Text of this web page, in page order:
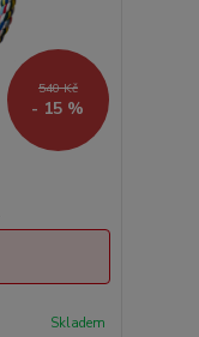
540 Kč
- 15 %
Skladem